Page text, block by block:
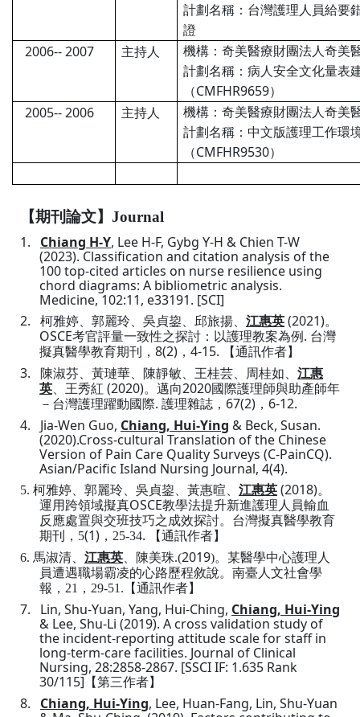
計劃名稱：台灣護理人員給要
證
2006-- 2007 主持人
機構：奇美醫療財團法人奇美
計劃名稱：病人安全文化量表
（CMFHR9659）
2005-- 2006 主持人
機構：奇美醫療財團法人奇美
計劃名稱：中文版護理工作環
（CMFHR9530）
【期刊論文】 Journal
1. Chiang H-Y, Lee H-F, Gybg Y-H & Chien T-W
(2023). Classification and citation analysis of the
100 top-cited articles on nurse resilience using
chord diagrams: A bibliometric analysis.
Medicine, 102:11, e33191. [SCI]
2.
柯雅婷 郭麗玲 吳貞鋆 邱旅揚 江惠英 (2021)。
OSCE考官評量一致性之探討：以護理教案為例 . 台灣
擬真醫學教育期刊
， 8(2) ， 4-15. 【通訊作者】
3. 陳淑芬 黃璉華 陳靜敏 王桂芸 周桂如
江惠
英
王秀紅 (2020)。 邁向2020國際護理師與助產師年
－台灣護理躍動國際. 護理雜誌 ， 67(2) ， 6-12.
4.
Jia-Wen Guo, Chiang, Hui-Ying & Beck, Susan.
(2020).Cross-cultural Translation of the Chinese
Version of Pain Care Quality Surveys (C-PainCQ).
Asian/Pacific Island Nursing Journal, 4(4).
5. 柯雅婷、郭麗玲、吳貞鋆、黃惠暄、 江惠英 (2018)。
運用跨領域擬真OSCE教學法提升新進護理人員輸血
反應處置與交班技巧之成效探討。 台灣擬真醫學教育
期刊
， 5(1) ， 25-34.
【通訊作者】
6. 馬淑清 江惠英 陳美珠.(2019)。 某醫學中心護理人
員遭遇職場霸凌的心路歷程敘說。南臺人文社會學
報 ， 21 ， 29-51. 【通訊作者】
7. Lin, Shu-Yuan, Yang, Hui-Ching, Chiang, Hui-Ying
& Lee, Shu-Li (2019). A cross validation study of
the incident-reporting attitude scale for staff in
long-term-care facilities. Journal of Clinical
Nursing, 28:2858-2867. [SSCI IF: 1.635 Rank
30/115] 【第三作者】
8. Chiang, Hui-Ying, Lee, Huan-Fang, Lin, Shu-Yuan